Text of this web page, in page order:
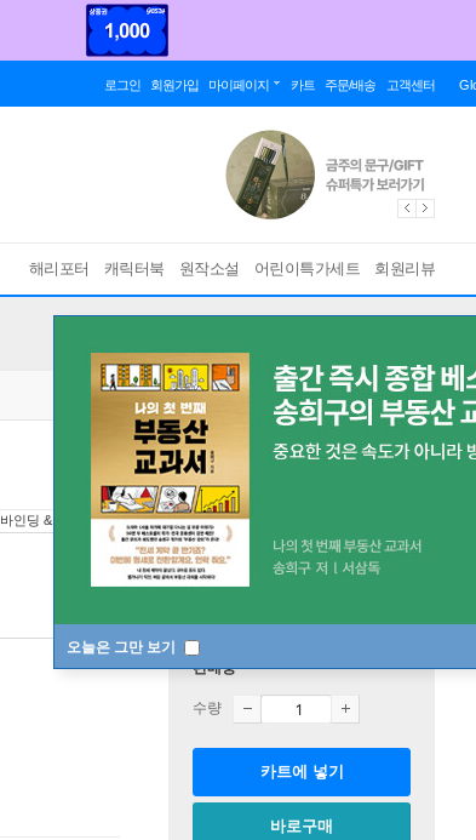
로그인 회원가입 마이페이지 카트 주문/배송 고객센터
해리포터 캐릭터북 원작소설 어린이특가세트 회원리뷰
오늘은 그만 보기
바인딩 & 에디션 안내
판매중
수량
카트에 넣기
바로구매